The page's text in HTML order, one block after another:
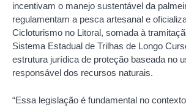
incentivam o manejo sustentável da
regulamentam a pesca artesanal e
Cicloturismo no Litoral, somada à
Sistema Estadual de Trilhas de Longo
estrutura jurídica de proteção baseada no
responsável dos recursos naturais.
“Essa legislação é fundamental no